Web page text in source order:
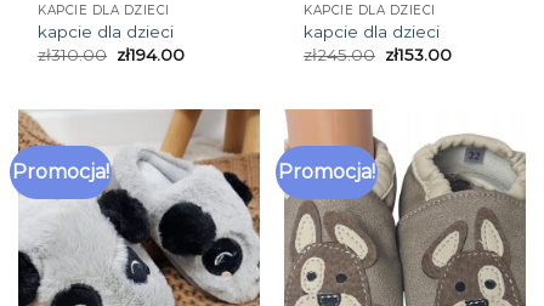
KAPCIE DLA DZIECI
kapcie dla dzieci
zł310.00 zł194.00
KAPCIE DLA DZIECI
kapcie dla dzieci
zł245.00 zł153.00
Promocja! Promocja!